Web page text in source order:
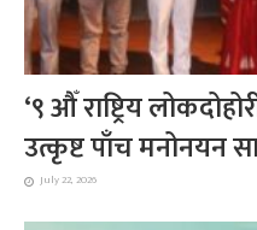
‘९ औँ राष्ट्रिय
उत्कृष्ट पाँच मनोनयन
July 22, 2026